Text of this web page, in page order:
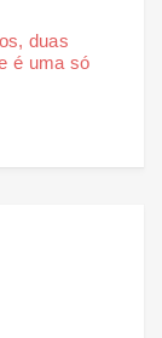
duas
é uma só